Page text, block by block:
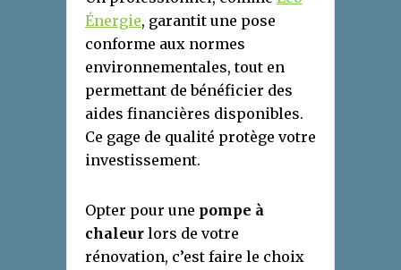
Énergie, garantit une pose
conforme aux normes
environnementales, tout en
permettant de bénéficier des
aides financières disponibles.
Ce gage de qualité protège votre
investissement.
Opter pour une pompe à
chaleur lors de votre
rénovation, c’est faire le choix